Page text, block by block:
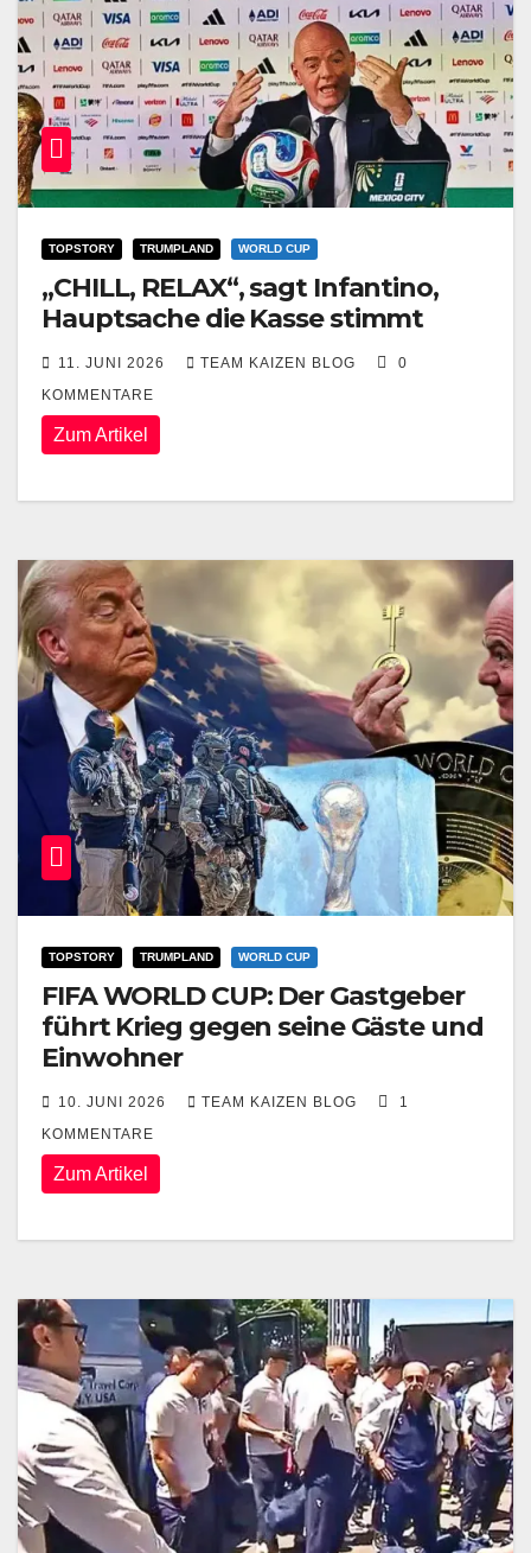
TOPSTORY TRUMPLAND WORLD CUP
„CHILL, RELAX“, sagt Infantino,
Hauptsache die Kasse stimmt
11. JUNI 2026 TEAM KAIZEN BLOG
0
KOMMENTARE
Zum Artikel
TOPSTORY TRUMPLAND WORLD CUP
FIFA WORLD CUP: Der Gastgeber
führt Krieg gegen seine Gäste und
Einwohner
10. JUNI 2026 TEAM KAIZEN BLOG
1
KOMMENTARE
Zum Artikel